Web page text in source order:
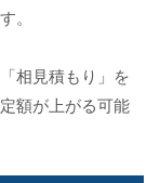
。
相見積もり」を
額が上がる可能